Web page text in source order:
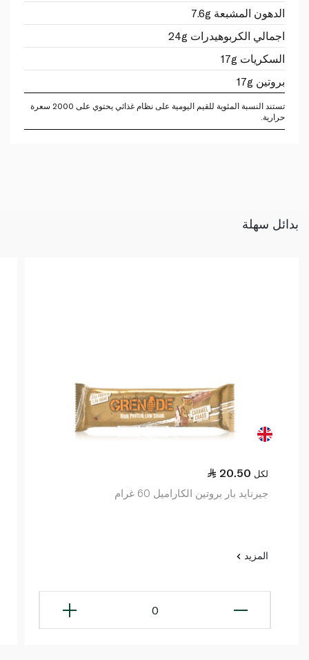
الدهون المشبعة 7.6g
اجمالي الكربوهيدرات 24g
السكريات 17g
بروتين 17g
تستند النسبة المئوية للقيم اليومية على نظام غذائي يحتوي على 2000 سعرة
حرارية.
بدائل سهلة
20.50 لكل
جيرنايد بار بروتين الكاراميل 60 غرام
المزيد
0